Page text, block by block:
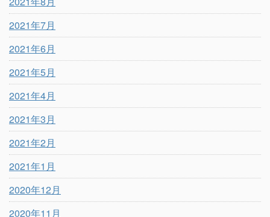
2021年7月
2021年6月
2021年5月
2021年4月
2021年3月
2021年2月
2021年1月
2020年12月
2020年11月